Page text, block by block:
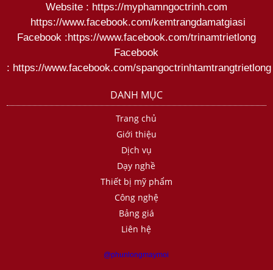
Website : https://myphamngoctrinh.com
https://www.facebook.com/kemtrangdamatgiasi
Facebook :https://www.facebook.com/trinamtrietlong
Facebook
: https://www.facebook.com/spangoctrinhtamtrangtrietlong
DANH MỤC
Trang chủ
Giới thiệu
Dịch vụ
Dạy nghề
Thiết bị mỹ phẩm
Công nghệ
Bảng giá
Liên hệ
@phunlongmaymoi